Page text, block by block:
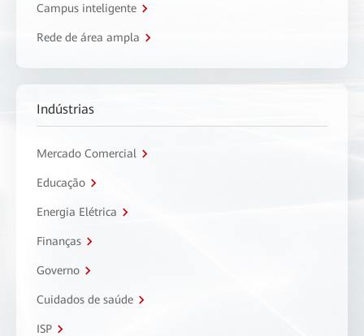
Campus inteligente
Rede de área ampla
Indústrias
Mercado Comercial
Educação
Energia Elétrica
Finanças
Governo
Cuidados de saúde
ISP